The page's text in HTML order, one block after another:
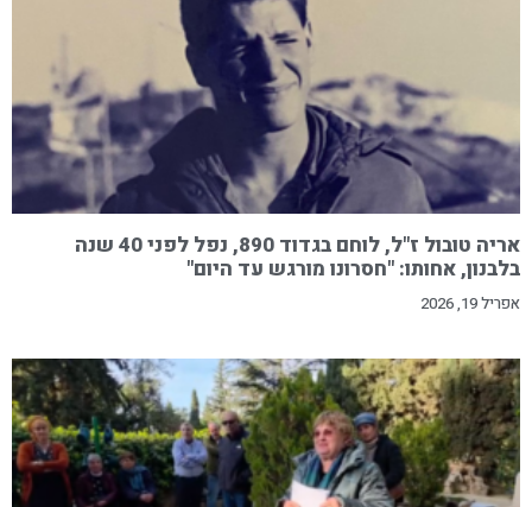
אריה טובול ז"ל, לוחם בגדוד 890, נפל לפני 40 שנה
בלבנון, אחותו: "חסרונו מורגש עד היום"
אפריל 19, 2026